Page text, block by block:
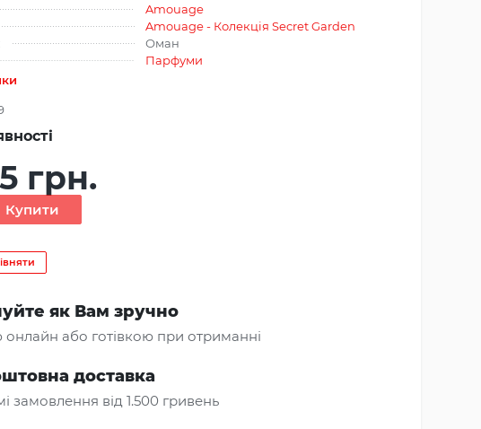
Amouage
Amouage - Колекція Secret Garden
Оман
Парфуми
грн.
як Вам зручно
або готівкою при отриманні
доставка
замовлення від 1.500 гривень